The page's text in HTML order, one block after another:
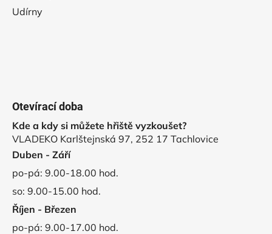
Udírny
Otevírací doba
Kde a kdy si můžete hřiště vyzkoušet?
VLADEKO Karlštejnská 97, 252 17 Tachlovice
Duben - Září
po-pá: 9.00-18.00 hod.
so: 9.00-15.00 hod.
Říjen - Březen
po-pá: 9.00-17.00 hod.